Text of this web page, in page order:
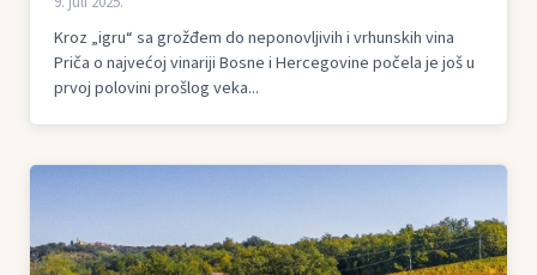
Kroz „igru“ sa grožđem do neponovljivih i vrhunskih vina
Priča o najvećoj vinariji Bosne i Hercegovine počela je još u
prvoj polovini prošlog veka...